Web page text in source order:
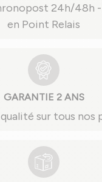
24h/48h
en Point Relais
GARANTIE 2 ANS
sur tous nos